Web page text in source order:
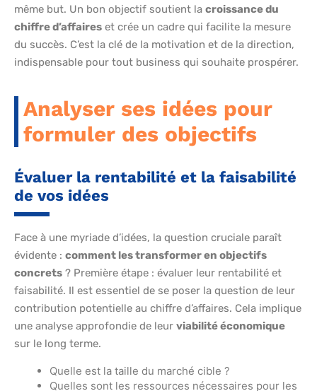
même but. Un bon objectif soutient la croissance du
chiffre d’affaires et crée un cadre qui facilite la mesure
du succès. C’est la clé de la motivation et de la direction,
indispensable pour tout business qui souhaite prospérer.
Analyser ses idées pour
formuler des objectifs
Évaluer la rentabilité et la faisabilité
de vos idées
Face à une myriade d’idées, la question cruciale paraît
évidente : comment les transformer en objectifs
concrets ? Première étape : évaluer leur rentabilité et
faisabilité. Il est essentiel de se poser la question de leur
contribution potentielle au chiffre d’affaires. Cela implique
une analyse approfondie de leur viabilité économique
sur le long terme.
Quelle est la taille du marché cible ?
Quelles sont les ressources nécessaires pour les